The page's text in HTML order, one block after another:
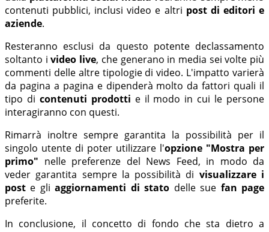
contenuti pubblici, inclusi video e altri post di editori e
aziende.
Resteranno esclusi da questo potente declassamento
soltanto ivideo live, che generano in media sei volte più
commenti delle altre tipologie di video. L'impatto varierà
da pagina a pagina e dipenderà molto da fattori quali il
tipo di contenuti prodotti e il modo in cui le persone
interagiranno con questi.
Rimarrà inoltre sempre garantita la possibilità per il
singolo utente di poter utilizzare l'opzione "Mostra per
primo" nelle preferenze del News Feed, in modo da
veder garantita sempre la possibilità di visualizzare i
post e gliaggiornamenti di stato delle sue fan page
preferite.
In conclusione, il concetto di fondo che sta dietro a